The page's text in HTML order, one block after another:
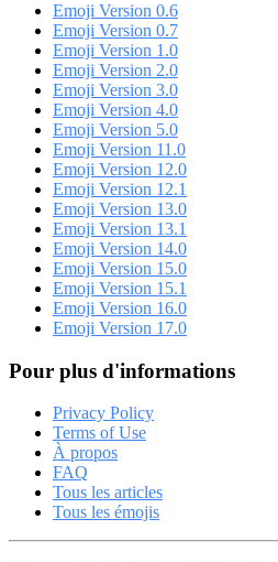
Emoji Version 0.6
Emoji Version 0.7
Emoji Version 1.0
Emoji Version 2.0
Emoji Version 3.0
Emoji Version 4.0
Emoji Version 5.0
Emoji Version 11.0
Emoji Version 12.0
Emoji Version 12.1
Emoji Version 13.0
Emoji Version 13.1
Emoji Version 14.0
Emoji Version 15.0
Emoji Version 15.1
Emoji Version 16.0
Emoji Version 17.0
Pour plus d'informations
Privacy Policy
Terms of Use
À propos
FAQ
Tous les articles
Tous les émojis